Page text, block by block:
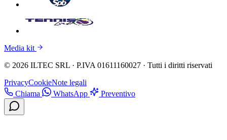
Media kit
© 2026 ILTEC SRL · P.IVA 01611160027 · Tutti i diritti riservati
PrivacyCookieNote legali
Chiama
WhatsApp Preventivo